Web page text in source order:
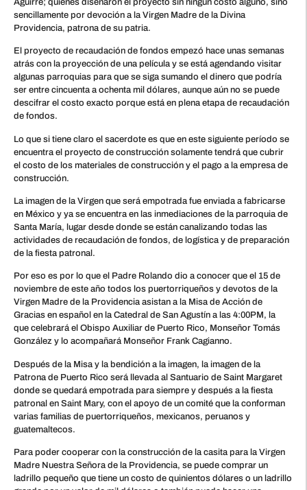
sencillamente por devoción a la Virgen Madre de la Divina
Providencia, patrona de su patria.
El proyecto de recaudación de fondos empezó hace unas semanas
atrás con la proyección de una película y se está agendando visitar
algunas parroquias para que se siga sumando el dinero que podría
ser entre cincuenta a ochenta mil dólares, aunque aún no se puede
descifrar el costo exacto porque está en plena etapa de recaudación
de fondos.
Lo que si tiene claro el sacerdote es que en este siguiente período se
encuentra el proyecto de construcción solamente tendrá que cubrir
el costo de los materiales de construcción y el pago a la empresa de
construcción.
La imagen de la Virgen que será empotrada fue enviada a fabricarse
en México y ya se encuentra en las inmediaciones de la parroquia de
Santa María, lugar desde donde se están canalizando todas las
actividades de recaudación de fondos, de logística y de preparación
de la fiesta patronal.
Por eso es por lo que el Padre Rolando dio a conocer que el 15 de
noviembre de este año todos los puertorriqueños y devotos de la
Virgen Madre de la Providencia asistan a la Misa de Acción de
Gracias en español en la Catedral de San Agustín a las 4:00PM, la
que celebrará el Obispo Auxiliar de Puerto Rico, Monseñor Tomás
González y lo acompañará Monseñor Frank Cagianno.
Después de la Misa y la bendición a la imagen, la imagen de la
Patrona de Puerto Rico será llevada al Santuario de Saint Margaret
donde se quedará empotrada para siempre y después a la fiesta
patronal en Saint Mary, con el apoyo de un comité que la conforman
varias familias de puertorriqueños, mexicanos, peruanos y
guatemaltecos.
Para poder cooperar con la construcción de la casita para la Virgen
Madre Nuestra Señora de la Providencia, se puede comprar un
ladrillo pequeño que tiene un costo de quinientos dólares o un ladrillo